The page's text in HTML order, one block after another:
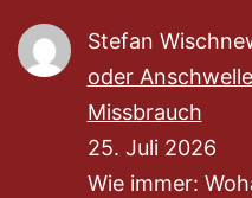
Stefan
oder
Missbrauch
25. Juli 2026
Wie immer: